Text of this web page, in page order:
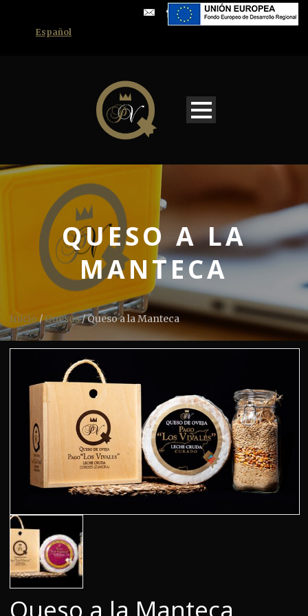
Español
QUESO A LA
MANTECA
Inicio/Quesos/ Queso a la Manteca
Queso a la Manteca